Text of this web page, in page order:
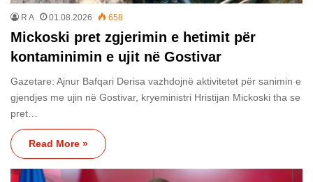
R A 01.08.2026 658
Mickoski pret zgjerimin e hetimit për
kontaminimin e ujit në Gostivar
Gazetare: Ajnur Bafqari Derisa vazhdojnë aktivitetet për sanimin e
gjendjes me ujin në Gostivar, kryeministri Hristijan Mickoski tha se
pret…
Read More »